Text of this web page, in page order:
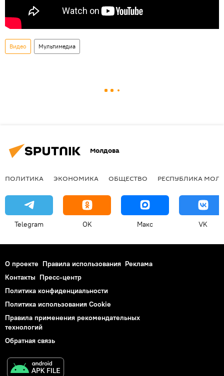
Видео Мультимедиа
Молдова
ПОЛИТИКА ЭКОНОМИКА ОБЩЕСТВО РЕСПУБЛИКА
Telegram OK Макс VK
О проекте Правила использования Реклама
Контакты Пресс-центр
Политика конфиденциальности
Политика использования Cookie
Правила применения рекомендательных
технологий
Обратная связь